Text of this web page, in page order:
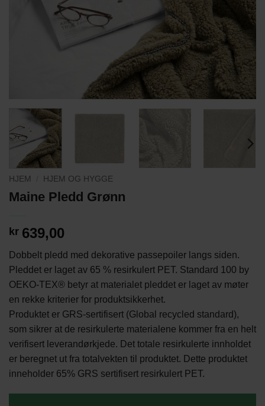
HJEM HJEM OG HYGGE
Maine Pledd Grønn
kr 639,00
Dobbelt pledd med dekorative passepoiler langs siden.
Pleddet er laget av 65 % resirkulert PET. Standard 100 by
OEKO-TEX® betyr at materialet pleddet er laget av møter
en rekke kriterier for produktsikkerhet.
Produktet er GRS-sertifisert (Global recycled standard),
som sikrer at de resirkulerte materialene kommer fra en helt
verifisert leverandørkjede. Det totale resirkulerte innholdet
er beregnet ut fra totalvekten til produktet. Dette produktet
inneholder 65% GRS sertifisert resirkulert PET.